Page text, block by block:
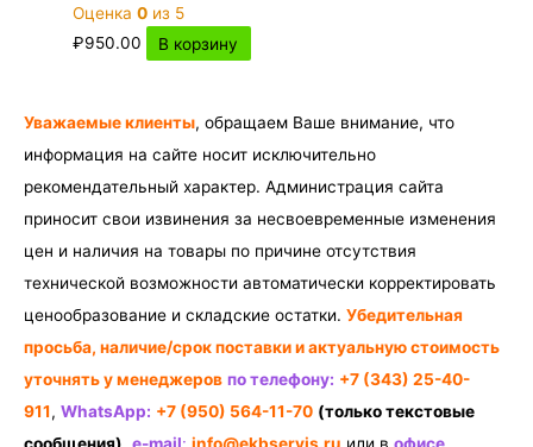
Оценка0 из 5
₽950.00 В корзину
Уважаемые клиенты, обращаем Ваше внимание, что
информация на сайте носит исключительно
рекомендательный характер. Администрация сайта
приносит свои извинения за несвоевременные изменения
цен и наличия на товары по причине отсутствия
технической возможности автоматически корректировать
ценообразование и складские остатки. Убедительная
просьба, наличие/срок поставки и актуальную стоимость
уточнять у менеджеров по телефону: +7 (343) 25-40-
911, WhatsApp: +7 (950) 564-11-70 (только текстовые